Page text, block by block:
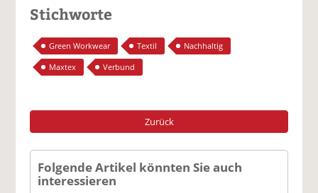
Stichworte
Green Workwear Textil
Nachhaltig
Maxtex
Verbund
Zurück
Folgende Artikel könnten Sie auch
interessieren